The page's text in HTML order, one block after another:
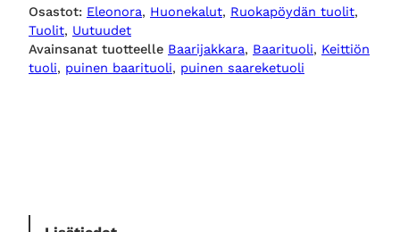
e
n
p
Osastot: Eleonora, Huonekalut, Ruokapöydän tuolit
Tuolit, Uutuudet
Avainsanat tuotteelle Baarijakkara, Baarituoli, Keittiön
tuoli, puinen baarituoli, puinen saareketuoli